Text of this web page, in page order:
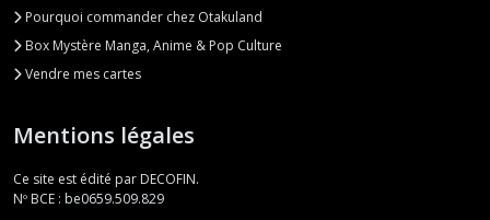
Pourquoi commander chez Otakuland
Box Mystère Manga, Anime & Pop Culture
Vendre mes cartes
Mentions légales
Ce site est édité par DECOFIN.
Nº BCE : be0659.509.829